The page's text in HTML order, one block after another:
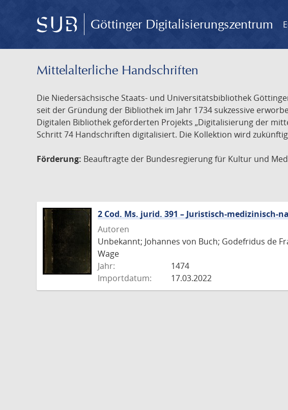
Göttinger Digitalisierungszentrum
Mittelalterliche Handschriften
Die Niedersächsische Staats- und Universitätsbibliothek
seit der Gründung der Bibliothek im Jahr 1734 sukzessive
Digitalen Bibliothek geförderten Projekts „Digitalisierung der
Schritt 74 Handschriften digitalisiert. Die Kollektion wird
Förderung: Beauftragte der Bundesregierung für Kultur und
2 Cod. Ms. jurid. 391 – Juristisch-
Autoren
Unbekannt; Johannes von Buch; Godefridus de
Wage
Jahr:
1474
Importdatum:
17.03.2022